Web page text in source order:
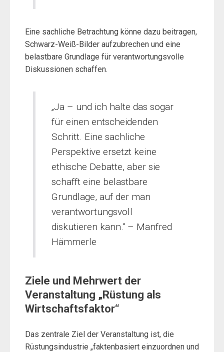
Eine sachliche Betrachtung könne dazu beitragen,
Schwarz-Weiß-Bilder aufzubrechen und eine
belastbare Grundlage für verantwortungsvolle
Diskussionen schaffen.
„Ja – und ich halte das sogar
für einen entscheidenden
Schritt. Eine sachliche
Perspektive ersetzt keine
ethische Debatte, aber sie
schafft eine belastbare
Grundlage, auf der man
verantwortungsvoll
diskutieren kann.“ – Manfred
Hämmerle
Ziele und Mehrwert der
Veranstaltung „Rüstung als
Wirtschaftsfaktor“
Das zentrale Ziel der Veranstaltung ist, die
Rüstungsindustrie „faktenbasiert einzuordnen und